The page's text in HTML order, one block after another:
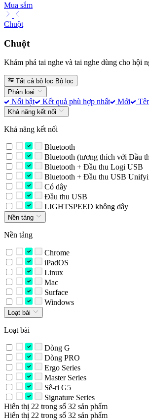
Mua sắm
Chuột
Chuột
Khám phá tai nghe và tai nghe dùng cho hội
Tất cả bộ lọc Bộ lọc
Phân loại
Nổi bật Kết quả phù hợp nhất Mới
Khả năng kết nối
Khả năng kết nối
Bluetooth
Bluetooth (tương thích với Đầu
Bluetooth + Đầu thu Logi USB
Bluetooth + Đầu thu USB
Có dây
Đầu thu USB
LIGHTSPEED không dây
Nền tảng
Nền tảng
Chrome
iPadOS
Linux
Mac
Surface
Windows
Loạt bài
Loạt bài
Dòng G
Dòng PRO
Ergo Series
Master Series
Sê-ri G5
Signature Series
Hiển thị 22 trong số 32 sản phẩm
Hiển thị 22 trong số 32 sản phẩm